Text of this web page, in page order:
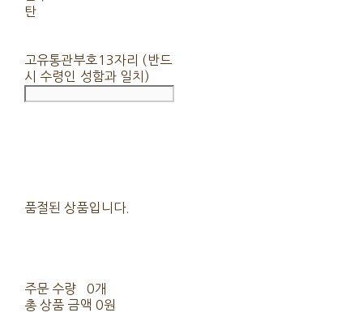
탄
고유통관부호13자리 (반드
시 수령인 성함과 일치)
품절된 상품입니다.
주문 수량
0개
총 상품 금액 0원